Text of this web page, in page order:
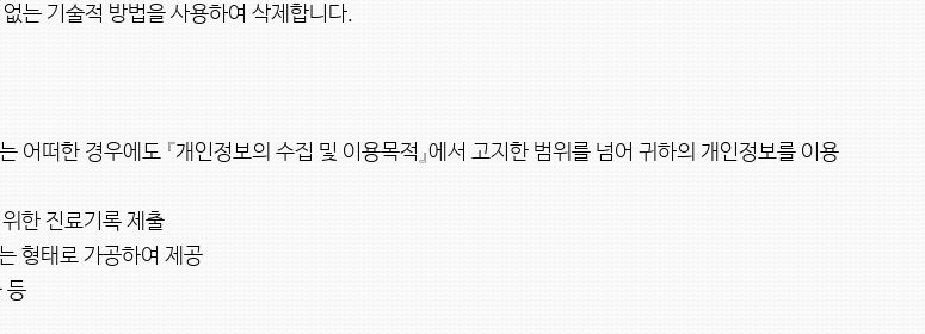
는 기술적 방법을 사용하여 삭제합니다.
떠한 경우에도 『개인정보의 수집 및 이용목적』에서 고지한 범위를 넘어 귀하의 개인정보를 이용
한 진료기록 제출
형태로 가공하여 제공
등